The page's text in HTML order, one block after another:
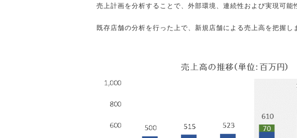
売上計画を分析することで、外部環境、連続性および実現可能
既存店舗の分析を行った上で、新規店舗による売上高を把握し